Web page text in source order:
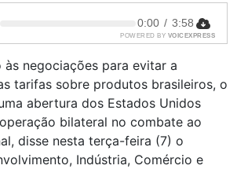
0:00 / 3:58
POWERED BY VOICEXPRESS
às negociações para evitar a
tarifas sobre produtos brasileiros, o
abertura dos Estados Unidos
bilateral no combate ao
disse nesta terça-feira (7) o
Indústria, Comércio e